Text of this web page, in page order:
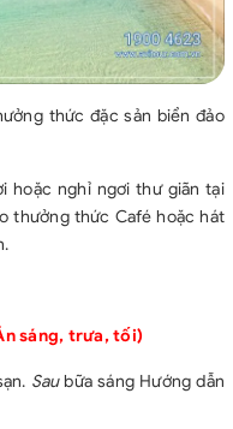
thức đặc sản biển đảo
hoặc nghỉ ngơi thư giãn tại
thưởng thức Café hoặc hát
sáng, trưa, tối)
Saubữa sáng Hướng dẫn